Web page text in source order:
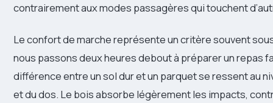
contrairement aux modes passagères qui touchent
Le confort de marche représente un critère souvent
nous passons deux heures debout à préparer un repas
différence entre un sol dur et un parquet se ressent au
et du dos. Le bois absorbe légèrement les impacts,